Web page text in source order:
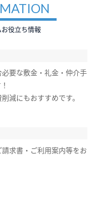
役立ち情報
要な敷金・礼金・仲介手
減にもおすすめです。
求書・ご利用案内等をお